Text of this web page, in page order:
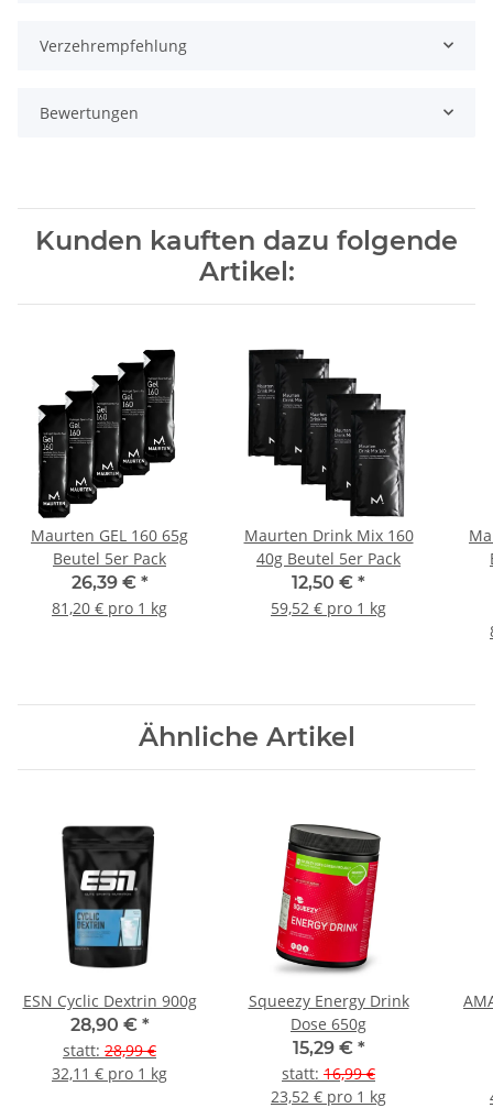
Verzehrempfehlung
Bewertungen
Kunden kauften dazu folgende
Artikel:
Maurten GEL 160 65g
Beutel 5er Pack
26,39 € *
81,20 € pro 1 kg
Maurten Drink Mix 160
40g Beutel 5er Pack
12,50 € *
59,52 € pro 1 kg
Ähnliche Artikel
ESN Cyclic Dextrin 900g
28,90 € *
statt: 28,99 €
32,11 € pro 1 kg
Squeezy Energy Drink
Dose 650g
15,29 € *
statt: 16,99 €
23,52 € pro 1 kg
AMACX